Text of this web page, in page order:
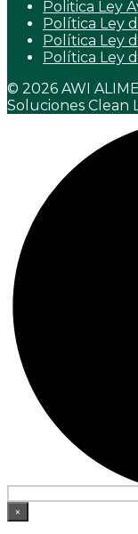
Politica Ley
Política Ley
Política Ley
Política Ley
© 2026 AWI
Soluciones Clean
×